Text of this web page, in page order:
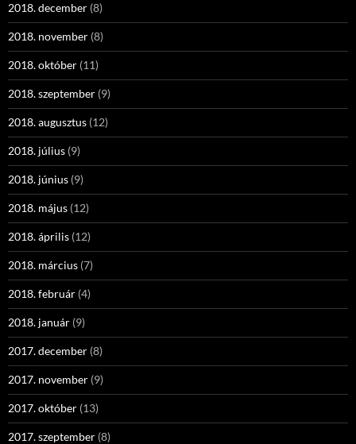
2018. december (8)
2018. november (8)
2018. október (11)
2018. szeptember (9)
2018. augusztus (12)
2018. július (9)
2018. június (9)
2018. május (12)
2018. április (12)
2018. március (7)
2018. február (4)
2018. január (9)
2017. december (8)
2017. november (9)
2017. október (13)
2017. szeptember (8)